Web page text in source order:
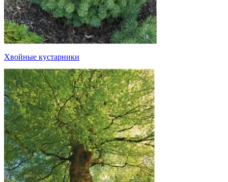
Хвойные кустарники